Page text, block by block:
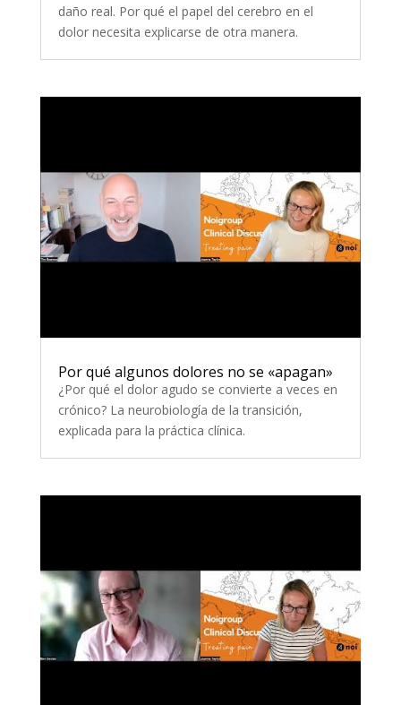
daño real. Por qué el papel del cerebro en el
dolor necesita explicarse de otra manera.
Por qué algunos dolores no se «apagan»
¿Por qué el dolor agudo se convierte a veces en
crónico? La neurobiología de la transición,
explicada para la práctica clínica.